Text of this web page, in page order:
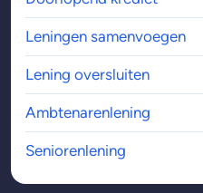
Leningen samenvoegen
Lening oversluiten
Ambtenarenlening
Seniorenlening